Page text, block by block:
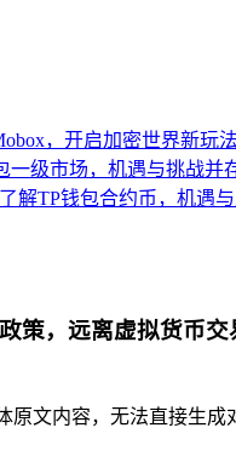
，开启加密世界新玩法
一级市场，机遇与挑战并
解TP钱包合约币，机遇
策，远离虚拟货币
原文内容，无法直接生